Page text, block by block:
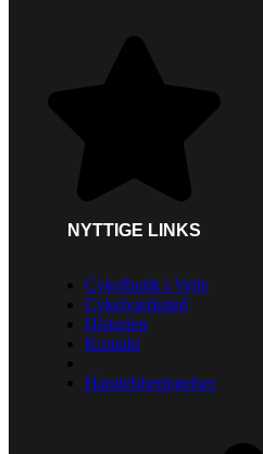
NYTTIGE LINKS
Cykelbutik i Vejle
Cykelværksted
Historien
Kontakt
Handelsbetingelser